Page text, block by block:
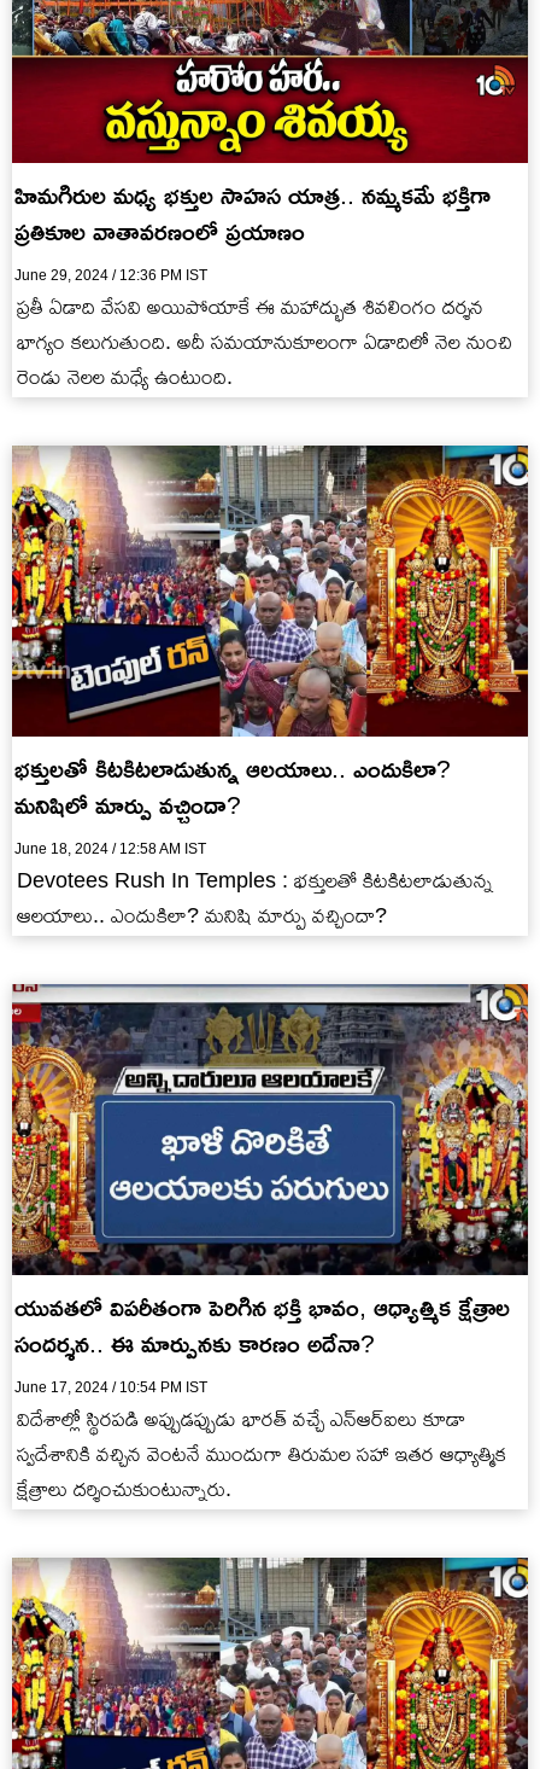
హిమగిరుల మధ్య భక్తుల సాహస యాత్ర.. నమ్మకమే భక్తిగా
ప్రతికూల వాతావరణంలో ప్రయాణం
June 29, 2024 / 12:36 PM IST
ప్రతీ ఏడాది వేసవి అయిపోయాకే ఈ మహాద్భుత శివలింగం దర్శన
భాగ్యం కలుగుతుంది. అదీ సమయానుకూలంగా ఏడాదిలో నెల నుంచి
రెండు నెలల మధ్యే ఉంటుంది.
భక్తులతో కిటకిటలాడుతున్న ఆలయాలు.. ఎందుకిలా?
మనిషిలో మార్పు వచ్చిందా?
June 18, 2024 / 12:58 AM IST
Devotees Rush In Temples : భక్తులతో కిటకిటలాడుతున్న
ఆలయాలు.. ఎందుకిలా? మనిషి మార్పు వచ్చిందా?
యువతలో విపరీతంగా పెరిగిన భక్తి భావం, ఆధ్యాత్మిక క్షేత్రాల
సందర్శన.. ఈ మార్పునకు కారణం అదేనా?
June 17, 2024 / 10:54 PM IST
విదేశాల్లో స్థిరపడి అప్పుడప్పుడు భారత్ వచ్చే ఎన్‌ఆర్‌ఐలు కూడా
స్వదేశానికి వచ్చిన వెంటనే ముందుగా తిరుమల సహా ఇతర ఆధ్యాత్మిక
క్షేత్రాలు దర్శించుకుంటున్నారు.